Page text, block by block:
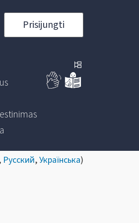
Prisijungti
Русский,Українська)